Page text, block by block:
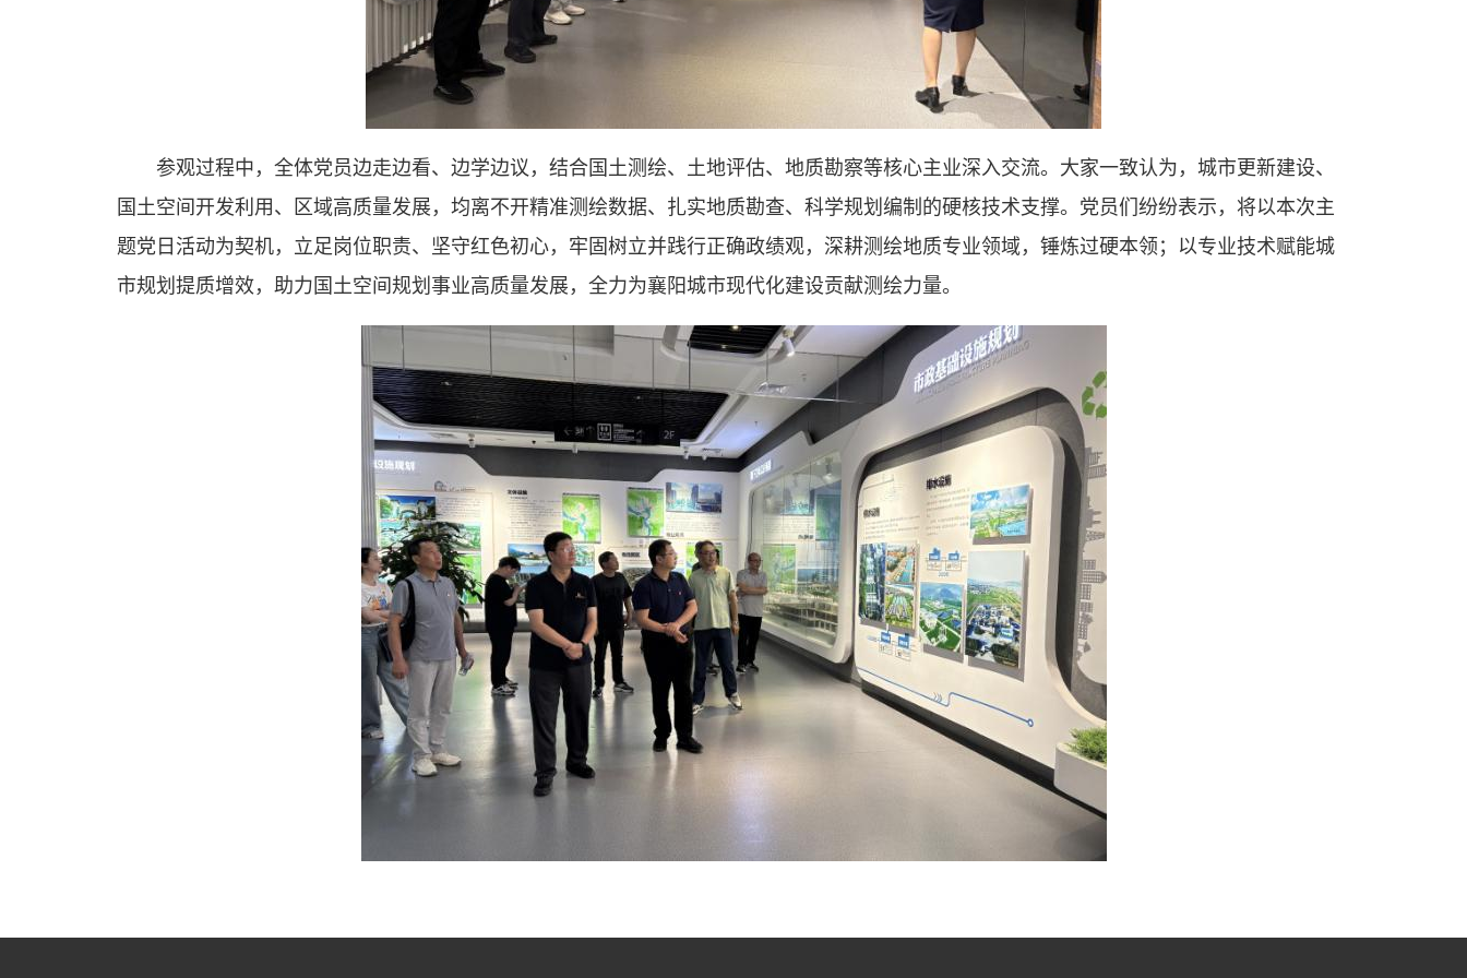
参观过程中，全体党员边走边看、边学边议，结合国土测绘、土地评估、地质勘察等核心主业深入交流。大家一致认为，城市更新建设、
国土空间开发利用、区域高质量发展，均离不开精准测绘数据、扎实地质勘查、科学规划编制的硬核技术支撑。党员们纷纷表示，将以本次主
题党日活动为契机，立足岗位职责、坚守红色初心，牢固树立并践行正确政绩观，深耕测绘地质专业领域，锤炼过硬本领；以专业技术赋能城
市规划提质增效，助力国土空间规划事业高质量发展，全力为襄阳城市现代化建设贡献测绘力量。